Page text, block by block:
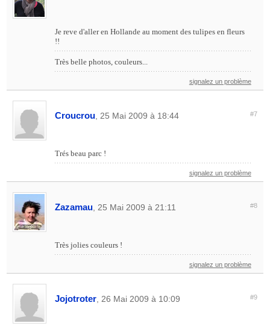
Je reve d'aller en Hollande au moment des tulipes en fleurs
!!
Très belle photos, couleurs...
signalez un problème
Croucrou , 25 Mai 2009 à 18:44 #7
Trés beau parc !
signalez un problème
Zazamau , 25 Mai 2009 à 21:11 #8
Très jolies couleurs !
signalez un problème
Jojotroter , 26 Mai 2009 à 10:09 #9